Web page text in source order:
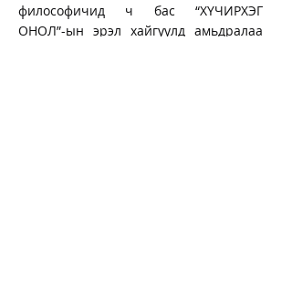
философичид ч бас “ХҮЧИРХЭГ
ОНОЛ”-ын эрэл хайгуулд амьдралаа